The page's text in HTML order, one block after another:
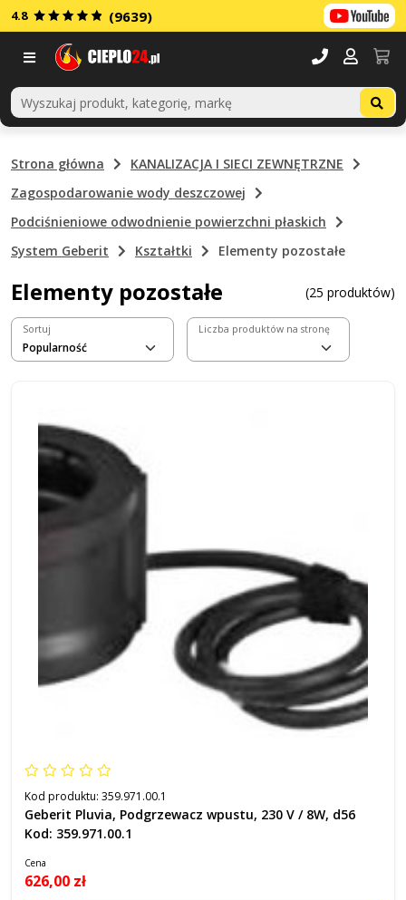
4.8 (9639)
Strona główna
KANALIZACJA I SIECI ZEWNĘTRZNE
Zagospodarowanie wody deszczowej
Podciśnieniowe odwodnienie powierzchni płaskich
System Geberit
Kształtki Elementy pozostałe
Elementy pozostałe (25 produktów)
Sortuj Liczba produktów na stronę
Kod produktu: 359.971.00.1
Geberit Pluvia, Podgrzewacz wpustu, 230 V / 8W, d56
Kod: 359.971.00.1
Cena
626,00 zł